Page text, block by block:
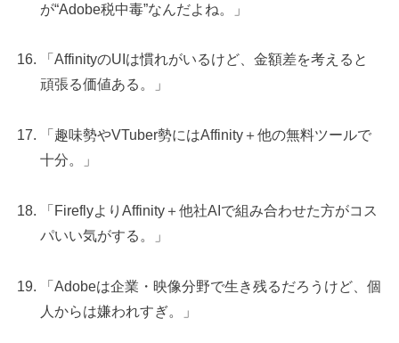
が“Adobe税中毒”なんだよね。」
「AffinityのUIは慣れがいるけど、金額差を考えると
頑張る価値ある。」
「趣味勢やVTuber勢にはAffinity＋他の無料ツールで
十分。」
「FireflyよりAffinity＋他社AIで組み合わせた方がコス
パいい気がする。」
「Adobeは企業・映像分野で生き残るだろうけど、個
人からは嫌われすぎ。」